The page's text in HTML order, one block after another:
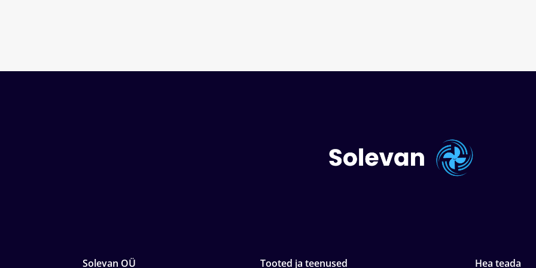
Solevan OÜ Tooted ja teenused Hea teada